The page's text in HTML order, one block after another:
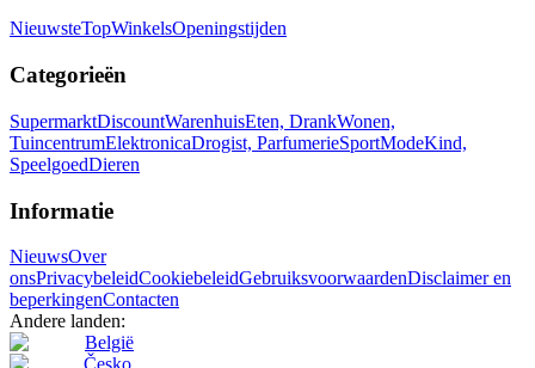
NieuwsteTopWinkelsOpeningstijden
Categorieën
SupermarktDiscountWarenhuisEten, DrankWonen,
TuincentrumElektronicaDrogist, ParfumerieSportModeKind,
SpeelgoedDieren
Informatie
NieuwsOver
onsPrivacybeleidCookiebeleidGebruiksvoorwaardenDisclaimer en
beperkingenContacten
Andere landen:
België